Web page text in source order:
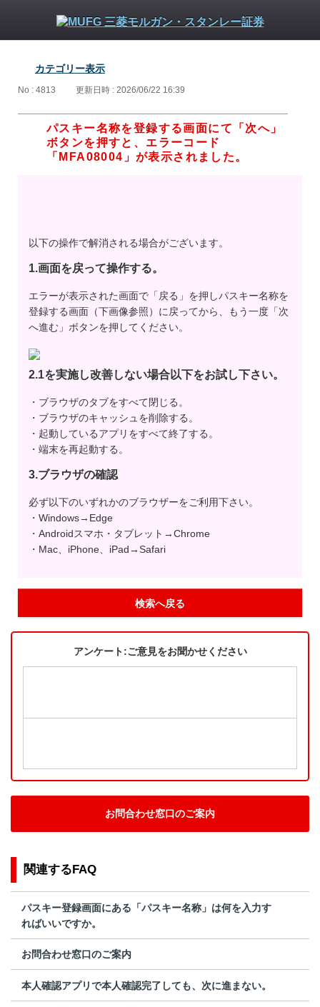
カテゴリー表示
No : 4813 更新日時 : 2026/06/22 16:39
パスキー名称を登録する画面にて「次へ」
ボタンを押すと、エラーコード
「MFA08004」が表示されました。
以下の操作で解消される場合がございます。
1.画面を戻って操作する。
エラーが表示された画面で「戻る」を押しパスキー名称を
登録する画面（下画像参照）に戻ってから、もう一度「次
へ進む」ボタンを押してください。
2.1を実施し改善しない場合以下をお試し下さい。
・ブラウザのタブをすべて閉じる。
・ブラウザのキャッシュを削除する。
・起動しているアプリをすべて終了する。
・端末を再起動する。
3.ブラウザの確認
必ず以下のいずれかのブラウザーをご利用下さい。
・Windows→Edge
・Androidスマホ・タブレット→Chrome
・Mac、iPhone、iPad→Safari
検索へ戻る
アンケート:ご意見をお聞かせください
お問合わせ窓口のご案内
関連するFAQ
パスキー登録画面にある「パスキー名称」は何を入力す
ればいいですか。
お問合わせ窓口のご案内
本人確認アプリで本人確認完了しても、次に進まない。